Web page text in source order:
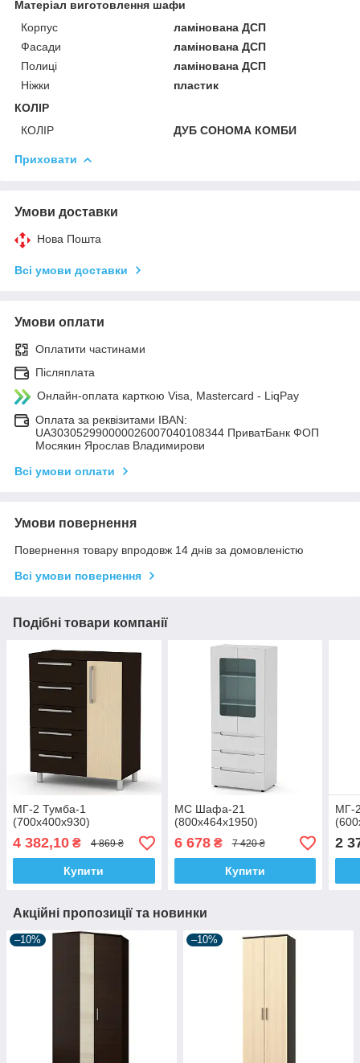
Матеріал виготовлення шафи
Корпус
ламінована ДСП
Фасади
ламінована ДСП
Полиці
ламінована ДСП
Ніжки
пластик
КОЛІР
КОЛІР
ДУБ СОНОМА КОМБИ
Приховати
Умови доставки
Нова Пошта
Всі умови доставки
Умови оплати
Оплатити частинами
Післяплата
Онлайн-оплата карткою Visa, Mastercard - LiqPay
Оплата за реквізитами IBAN:
UA303052990000026007040108344 ПриватБанк ФОП
Мосякин Ярослав Владимирови
Всі умови оплати
Умови повернення
Повернення товару впродовж 14 днів за домовленістю
Всі умови повернення
Подібні товари компанії
МГ-2 Тумба-1
(700х400х930)
4 382,10 ₴ 4 869 ₴
Купити
МС Шафа-21
(800х464х1950)
6 678₴ 7 420 ₴
Купити
МГ-
2
Акційні пропозиції та новинки
–10% –10%